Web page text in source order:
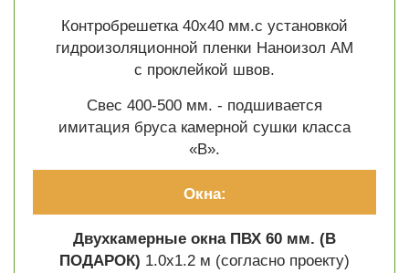
Контробрешетка 40х40 мм.с установкой
гидроизоляционной пленки Наноизол АМ
с проклейкой швов.
Свес 400-500 мм. - подшивается
имитация бруса камерной сушки класса
«В».
Окна:
Двухкамерные окна ПВХ 60 мм. (В
ПОДАРОК) 1.0х1.2 м (согласно проекту)